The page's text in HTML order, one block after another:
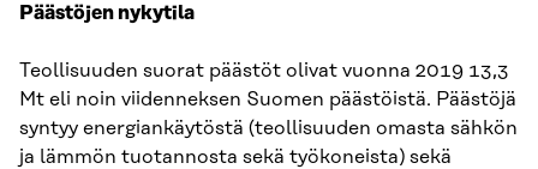
Päästöjen nykytila
Teollisuuden suorat päästöt olivat vuonna 2019 13,3
Mt eli noin viidenneksen Suomen päästöistä. Päästöjä
syntyy energiankäytöstä (teollisuuden omasta sähkön
ja lämmön tuotannosta sekä työkoneista) sekä